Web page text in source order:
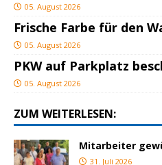
05. August 2026
Frische Farbe für den
05. August 2026
PKW auf Parkplatz
05. August 2026
ZUM WEITERLESEN:
Mitarbeiter
31. Juli 2026